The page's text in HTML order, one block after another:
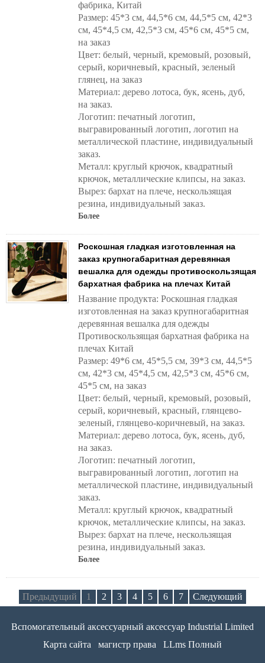
фабрика, Китай
Размер: 45*3 см, 44,5*6 см, 44,5*5 см, 42*3
см, 45*4,5 см, 42,5*3 см, 45*6 см, 45*5 см,
на заказ
Цвет: белый, черный, кремовый, розовый,
серый, коричневый, красный, зеленый
глянец, на заказ
Материал: дерево лотоса, бук, ясень, дуб,
на заказ.
Логотип: печатный логотип,
выгравированный логотип, логотип на
металлической пластине, индивидуальный
заказ.
Металл: круглый крючок, квадратный
крючок, металлические клипсы, на заказ.
Вырез: бархат на плече, нескользящая
резина, индивидуальный заказ.
Более
Роскошная гладкая изготовленная на
заказ крупногабаритная деревянная
вешалка для одежды противоскользящая
бархатная фабрика на плечах Китай
Название продукта: Роскошная гладкая
изготовленная на заказ крупногабаритная
деревянная вешалка для одежды
Противоскользящая бархатная фабрика на
плечах Китай
Размер: 49*6 см, 45*5,5 см, 39*3 см, 44,5*5
см, 42*3 см, 45*4,5 см, 42,5*3 см, 45*6 см,
45*5 см, на заказ
Цвет: белый, черный, кремовый, розовый,
серый, коричневый, красный, глянцево-
зеленый, глянцево-коричневый, на заказ.
Материал: дерево лотоса, бук, ясень, дуб,
на заказ.
Логотип: печатный логотип,
выгравированный логотип, логотип на
металлической пластине, индивидуальный
заказ.
Металл: круглый крючок, квадратный
крючок, металлические клипсы, на заказ.
Вырез: бархат на плече, нескользящая
резина, индивидуальный заказ.
Более
Предыдущий 1 2 3 4 5 6 7 Следующий
Вспомогательный аксессуарный аксессуар Industrial Limited
Карта сайта
магистр права LLms Полный